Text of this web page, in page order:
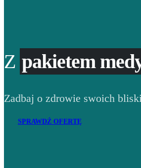
Z pakietem
Zadbaj o zdrowie swoich
SPRAWDŹ OFERTĘ